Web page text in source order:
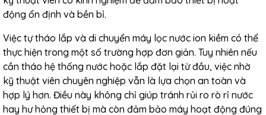
động ổn định và bền bỉ.
Việc tự tháo lắp và di chuyển máy lọc nước ion kiềm có thể
thực hiện trong một số trường hợp đơn giản. Tuy nhiên nếu
cần tháo hệ thống nước hoặc lắp đặt lại từ đầu, việc nhờ
kỹ thuật viên chuyên nghiệp vẫn là lựa chọn an toàn và
hợp lý hơn. Điều này không chỉ giúp tránh rủi ro rò rỉ nước
hay hư hỏng thiết bị mà còn đảm bảo máy hoạt động đúng